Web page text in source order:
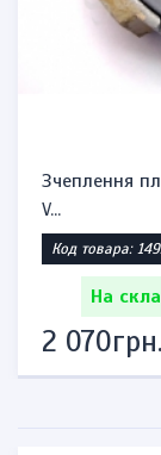
Зчеплення
V...
Код товара:
На
2 070грн.